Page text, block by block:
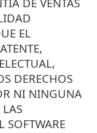
EL
DERECHOS
NI NINGUNA
SOFTWARE